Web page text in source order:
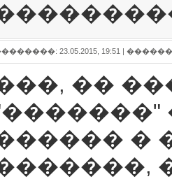
23.05.2015, 19:51 |
��
�